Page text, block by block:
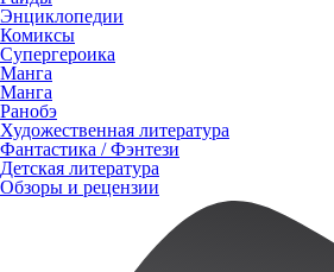
Энциклопедии
Комиксы
Супергероика
Манга
Манга
Ранобэ
Художественная литература
Фантастика / Фэнтези
Детская литература
Обзоры и рецензии